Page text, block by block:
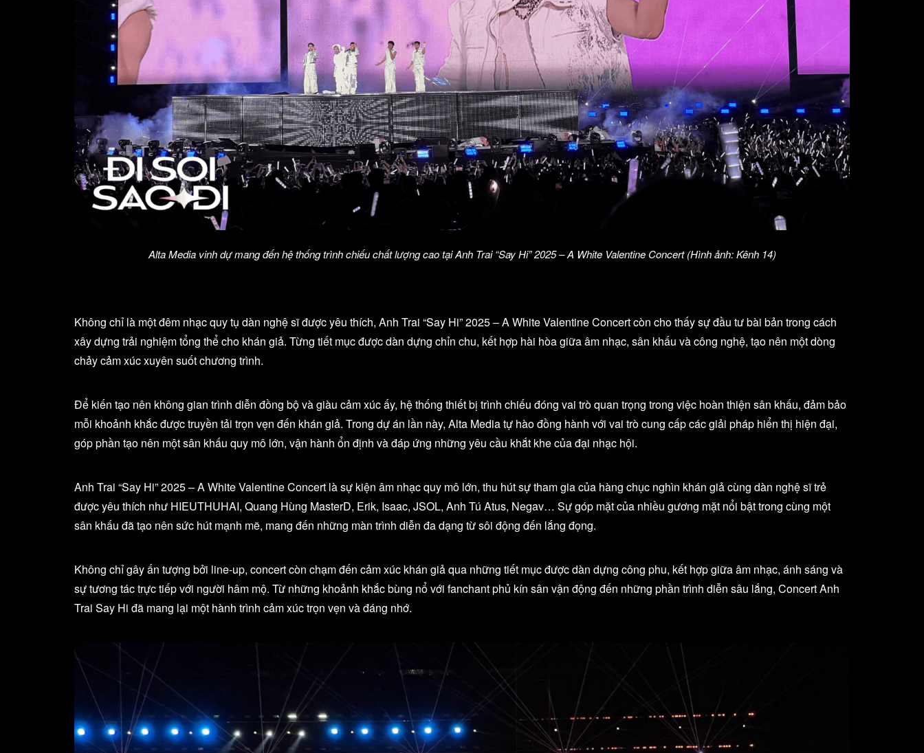
Alta Media vinh dự mang đến hệ thống trình chiếu chất lượng cao tại Anh Trai “Say Hi” 2025 – A White Valentine Concert (Hình ảnh: Kênh 14)
Không chỉ là một đêm nhạc quy tụ dàn nghệ sĩ được yêu thích, Anh Trai “Say Hi” 2025 – A White Valentine Concert còn cho thấy sự đầu tư bài bản trong cách
xây dựng trải nghiệm tổng thể cho khán giả. Từng tiết mục được dàn dựng chỉn chu, kết hợp hài hòa giữa âm nhạc, sân khấu và công nghệ, tạo nên một dòng
chảy cảm xúc xuyên suốt chương trình.
Để kiến tạo nên không gian trình diễn đồng bộ và giàu cảm xúc ấy, hệ thống thiết bị trình chiếu đóng vai trò quan trọng trong việc hoàn thiện sân khấu, đảm bảo
mỗi khoảnh khắc được truyền tải trọn vẹn đến khán giả. Trong dự án lần này, Alta Media tự hào đồng hành với vai trò cung cấp các giải pháp hiển thị hiện đại,
góp phần tạo nên một sân khấu quy mô lớn, vận hành ổn định và đáp ứng những yêu cầu khắt khe của đại nhạc hội.
Anh Trai “Say Hi” 2025 – A White Valentine Concert là sự kiện âm nhạc quy mô lớn, thu hút sự tham gia của hàng chục nghìn khán giả cùng dàn nghệ sĩ trẻ
được yêu thích như HIEUTHUHAI, Quang Hùng MasterD, Erik, Isaac, JSOL, Anh Tú Atus, Negav… Sự góp mặt của nhiều gương mặt nổi bật trong cùng một
sân khấu đã tạo nên sức hút mạnh mẽ, mang đến những màn trình diễn đa dạng từ sôi động đến lắng đọng.
Không chỉ gây ấn tượng bởi line-up, concert còn chạm đến cảm xúc khán giả qua những tiết mục được dàn dựng công phu, kết hợp giữa âm nhạc, ánh sáng và
sự tương tác trực tiếp với người hâm mộ. Từ những khoảnh khắc bùng nổ với fanchant phủ kín sân vận động đến những phần trình diễn sâu lắng, Concert Anh
Trai Say Hi đã mang lại một hành trình cảm xúc trọn vẹn và đáng nhớ.